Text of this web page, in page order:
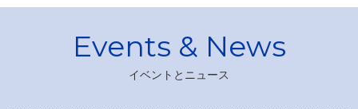
イベントとニュース